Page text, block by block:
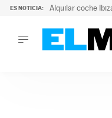
ES NOTICIA: Alquilar coche